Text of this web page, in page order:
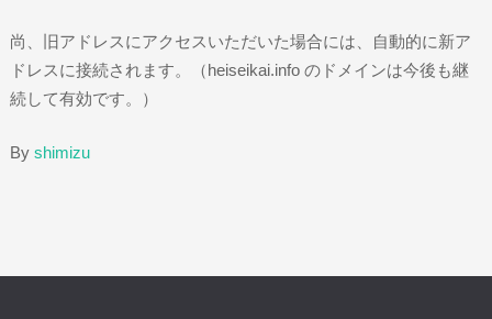
尚、旧アドレスにアクセスいただいた場合には、自動的に新ア
ドレスに接続されます。（heiseikai.info のドメインは今後も継
続して有効です。）
By shimizu